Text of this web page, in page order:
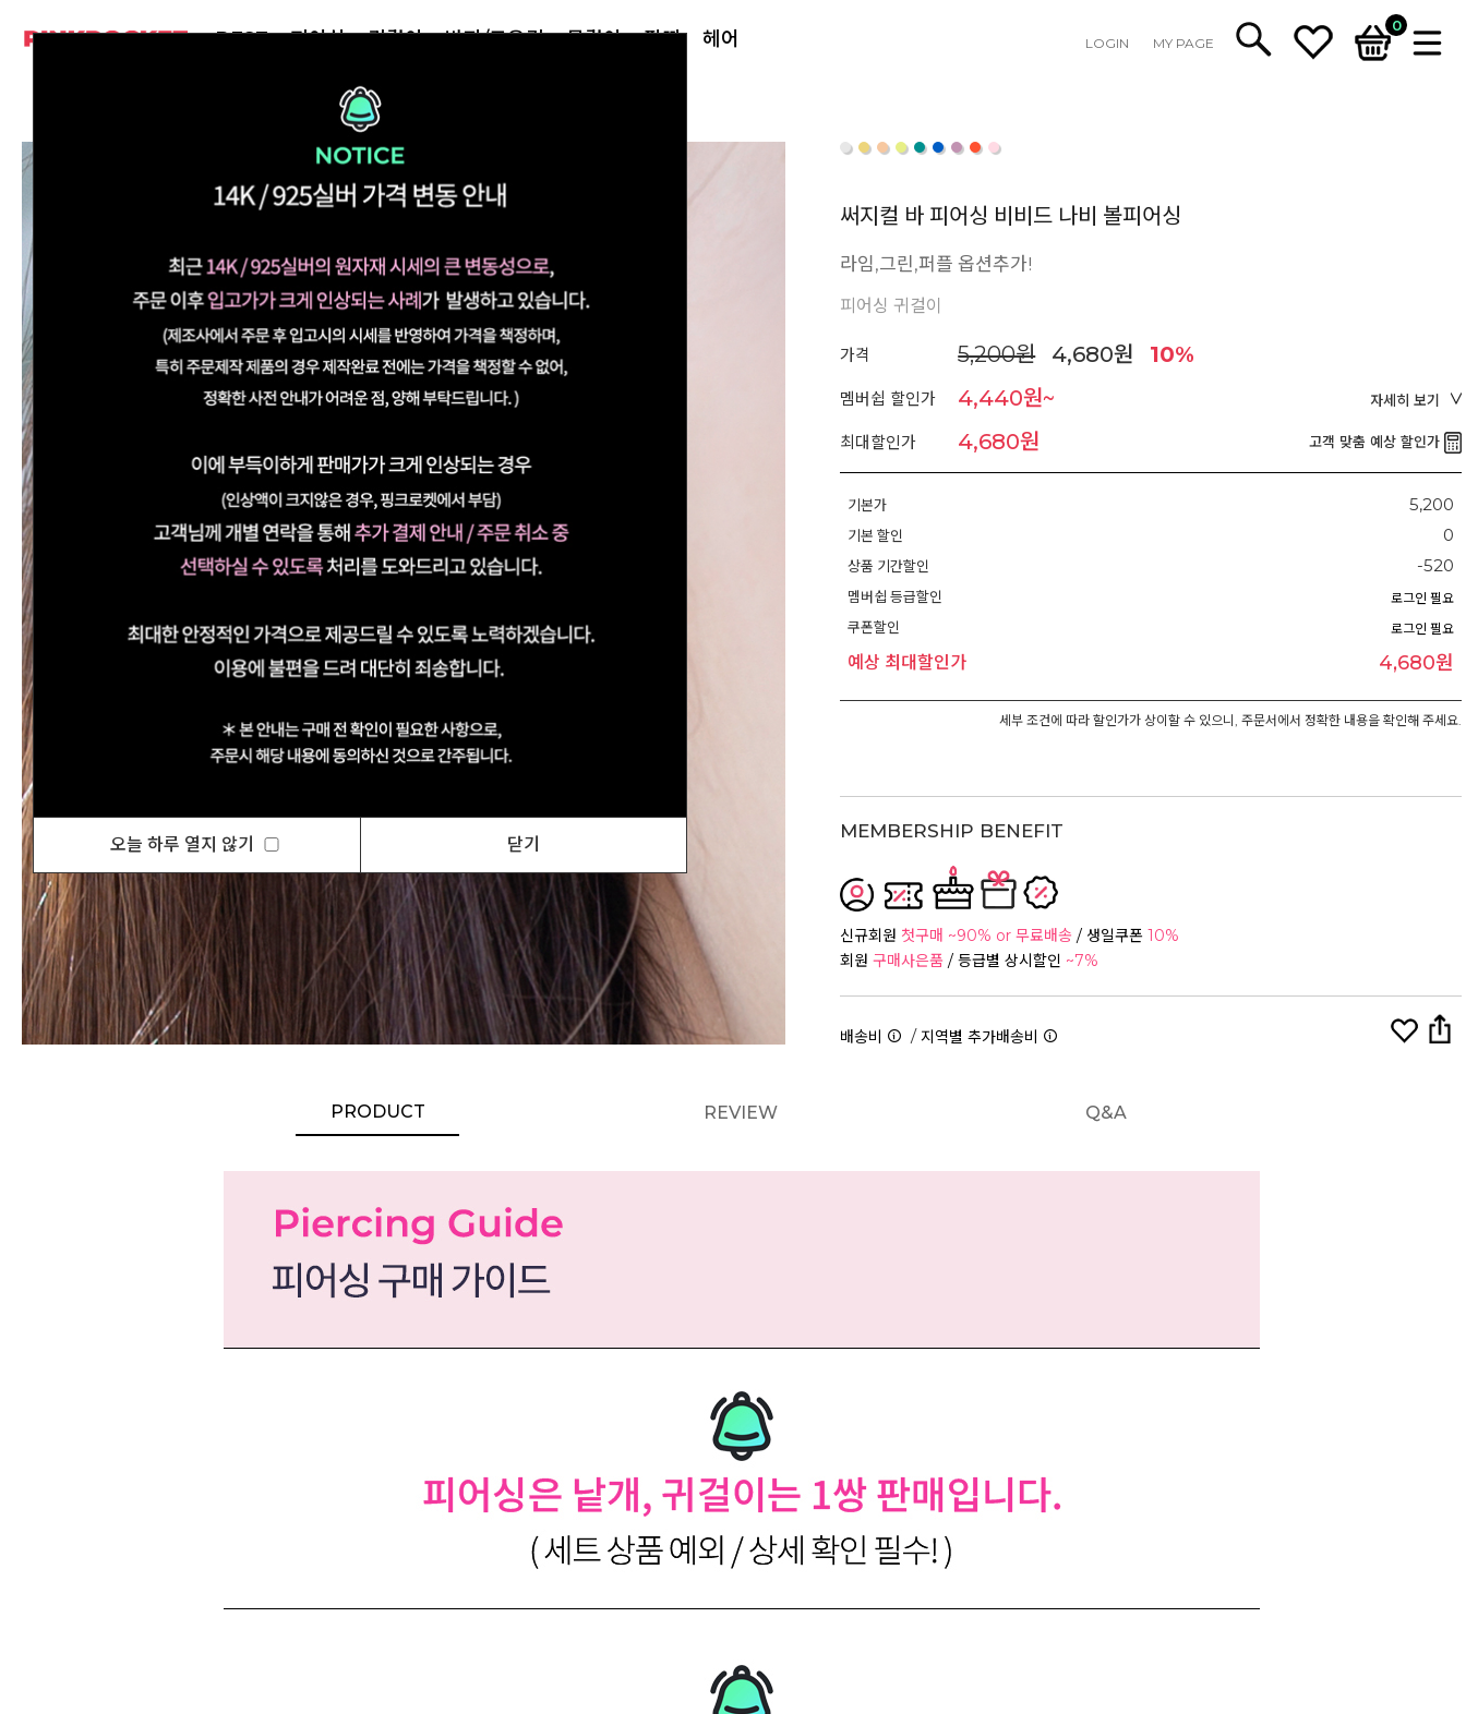
BEST 피어싱 귀걸이 반지/토우링 목걸이 팔찌 헤어 LOGIN MY PAGE
0
써지컬 바 피어싱 비비드 나비 볼피어싱
라임,그린,퍼플 옵션추가!
피어싱 귀걸이
가격 5,200원 4,680원 10%
멤버쉽 할인가 4,440원~ 자세히 보기
최대할인가 4,680원 고객 맞춤 예상 할인가
기본가 5,200
기본 할인 0
상품 기간할인 -520
멤버쉽 등급할인 로그인 필요
쿠폰할인 로그인 필요
예상 최대할인가 4,680원
세부 조건에 따라 할인가가 상이할 수 있으니, 주문서에서 정확한 내용을 확인해 주세요.
MEMBERSHIP BENEFIT
신규회원 첫구매 ~90% or 무료배송 / 생일쿠폰 10%
회원 구매사은품 / 등급별 상시할인 ~7%
배송비 /지역별 추가배송비
PRODUCT REVIEW Q&A
오늘 하루 열지 않기 닫기